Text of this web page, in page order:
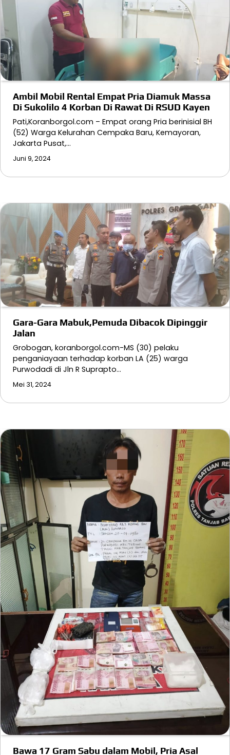
Ambil Mobil Rental Empat Pria Diamuk Massa
Di Sukolilo 4 Korban Di Rawat Di RSUD Kayen
Pati,Koranborgol.com – Empat orang Pria berinisial BH
(52) Warga Kelurahan Cempaka Baru, Kemayoran,
Jakarta Pusat,…
Juni 9, 2024
Gara-Gara Mabuk,Pemuda Dibacok Dipinggir
Jalan
Grobogan, koranborgol.com-MS (30) pelaku
penganiayaan terhadap korban LA (25) warga
Purwodadi di Jln R Suprapto…
Mei 31, 2024
Bawa 17 Gram Sabu dalam Mobil, Pria Asal